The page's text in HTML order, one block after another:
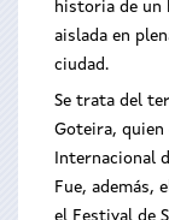
historia de un
aislada en
ciudad.
Se trata del
Goteira, quien
Internacional
Fue, además,
el Festival de